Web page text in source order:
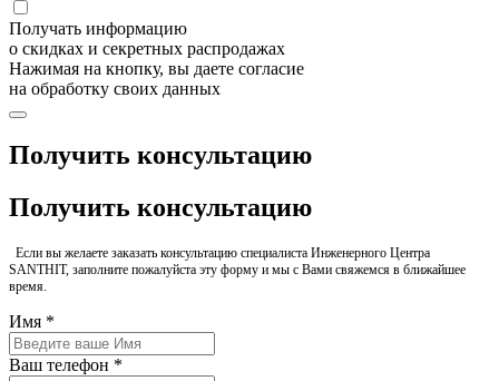
Получать информацию
о скидках и секретных распродажах
Нажимая на кнопку, вы даете согласие
на обработку своих данных
Получить консультацию
Получить консультацию
Если вы желаете заказать консультацию специалиста Инженерного Центра
SANTHIT, заполните пожалуйста эту форму и мы с Вами свяжемся в ближайшее
время.
Имя *
Ваш телефон *